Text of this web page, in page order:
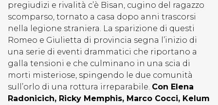
pregiudizi e rivalità c’è Bisan, cugino del ragazzo
scomparso, tornato a casa dopo anni trascorsi
nella legione straniera. La sparizione di questi
Romeo e Giulietta di provincia segna l’inizio di
una serie di eventi drammatici che riportano a
galla tensioni e che culminano in una scia di
morti misteriose, spingendo le due comunità
sull’orlo di una rottura irreparabile. Con Elena
Radonicich, Ricky Memphis, Marco Cocci, Kelum